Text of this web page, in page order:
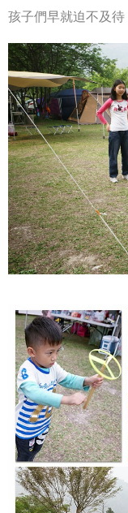
孩子們早就迫不及待